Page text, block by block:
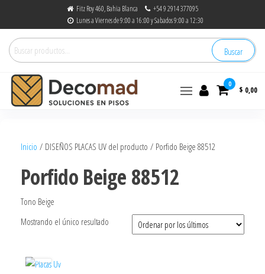
Fitz Roy 460, Bahia Blanca
+54 9 2914 377095
Lunes a Viernes de 9:00 a 16:00 y Sabados 9:00 a 12:30
Buscar
0
$ 0,00
Inicio / DISEÑOS PLACAS UV del producto / Porfido Beige 88512
Porfido Beige 88512
Tono Beige
Mostrando el único resultado